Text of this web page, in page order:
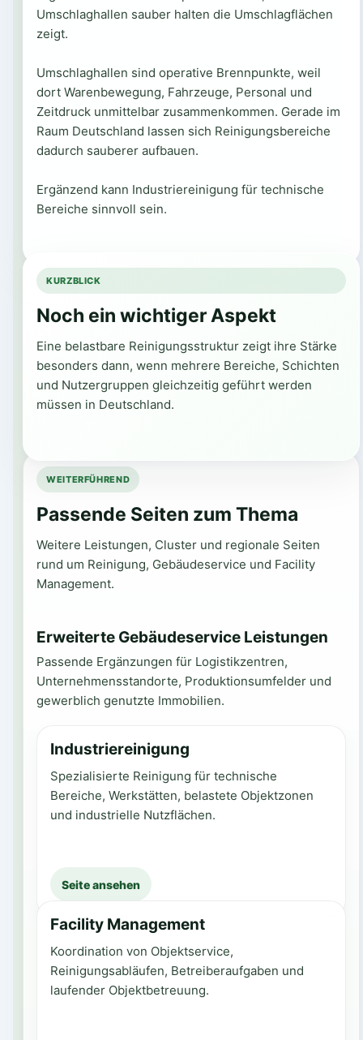
Umschlaghallen sauber halten die Umschlagflächen
zeigt.
Umschlaghallen sind operative Brennpunkte, weil
dort Warenbewegung, Fahrzeuge, Personal und
Zeitdruck unmittelbar zusammenkommen. Gerade im
Raum Deutschland lassen sich Reinigungsbereiche
dadurch sauberer aufbauen.
Ergänzend kann Industriereinigung für technische
Bereiche sinnvoll sein.
KURZBLICK
Noch ein wichtiger Aspekt
Eine belastbare Reinigungsstruktur zeigt ihre Stärke
besonders dann, wenn mehrere Bereiche, Schichten
und Nutzergruppen gleichzeitig geführt werden
müssen in Deutschland.
WEITERFÜHREND
Passende Seiten zum Thema
Weitere Leistungen, Cluster und regionale Seiten
rund um Reinigung, Gebäudeservice und Facility
Management.
Erweiterte Gebäudeservice Leistungen
Passende Ergänzungen für Logistikzentren,
Unternehmensstandorte, Produktionsumfelder und
gewerblich genutzte Immobilien.
Industriereinigung
Spezialisierte Reinigung für technische
Bereiche, Werkstätten, belastete Objektzonen
und industrielle Nutzflächen.
Seite ansehen
Facility Management
Koordination von Objektservice,
Reinigungsabläufen, Betreiberaufgaben und
laufender Objektbetreuung.